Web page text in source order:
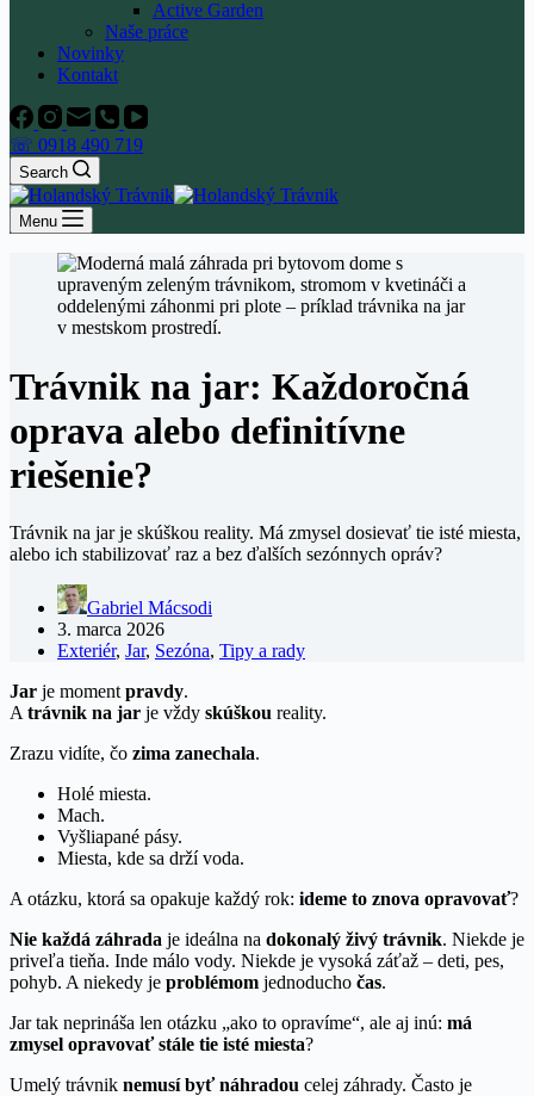
Active Garden
Naše práce
Novinky
Kontakt
☏ 0918 490 719
Search
Menu
Trávnik na jar: Každoročná
oprava alebo definitívne
riešenie?
Trávnik na jar je skúškou reality. Má zmysel dosievať tie isté miesta,
alebo ich stabilizovať raz a bez ďalších sezónnych opráv?
Gabriel Mácsodi
3. marca 2026
Exteriér, Jar, Sezóna, Tipy a rady
Jar je moment pravdy.
A trávnik na jar je vždy skúškou reality.
Zrazu vidíte, čo zima zanechala.
Holé miesta.
Mach.
Vyšliapané pásy.
Miesta, kde sa drží voda.
A otázku, ktorá sa opakuje každý rok: ideme to znova opravovať?
Nie každá záhrada je ideálna na dokonalý živý trávnik. Niekde je
priveľa tieňa. Inde málo vody. Niekde je vysoká záťaž – deti, pes,
pohyb. A niekedy je problémom jednoducho čas.
Jar tak neprináša len otázku „ako to opravíme“, ale aj inú: má
zmysel opravovať stále tie isté miesta?
Umelý trávnik nemusí byť náhradou celej záhrady. Často je